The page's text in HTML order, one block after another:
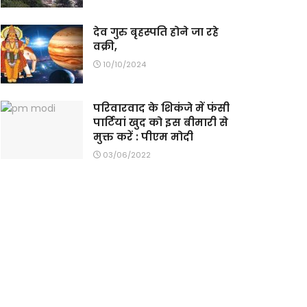
देव गुरु बृहस्पति होने जा रहे
वक्री,
10/10/2024
परिवारवाद के शिकंजे में फंसी
पार्टियां खुद को इस बीमारी से
मुक्त करें : पीएम मोदी
03/06/2022